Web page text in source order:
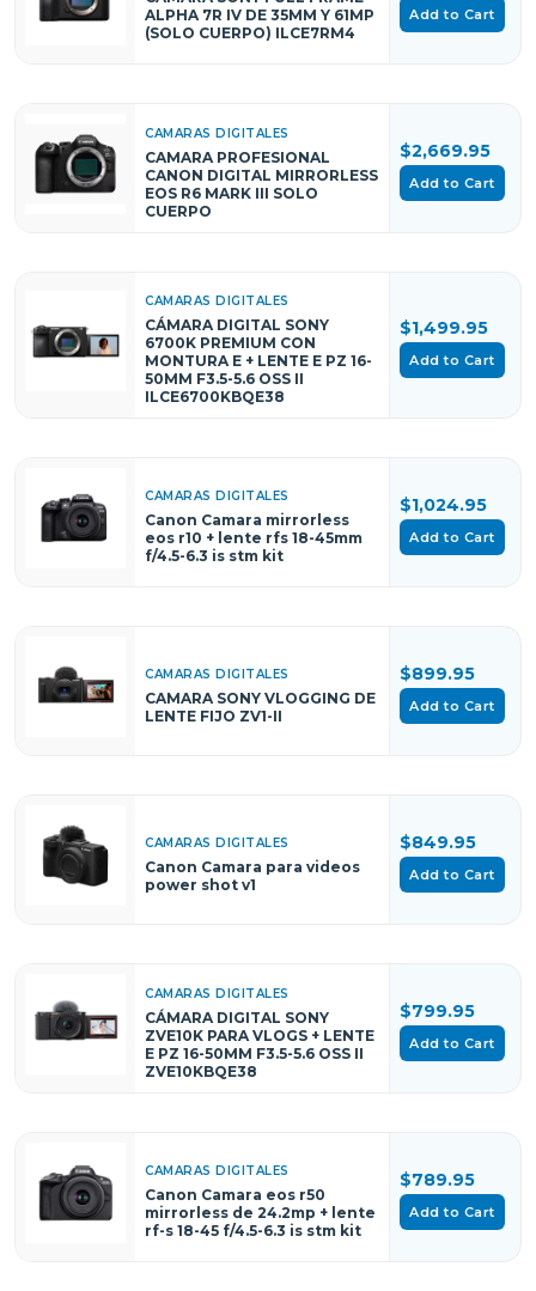
ALPHA 7R IV DE 35MM Y 61MP
(SOLO CUERPO) ILCE7RM4
Add to Cart
CAMARAS DIGITALES
CAMARA PROFESIONAL
CANON DIGITAL MIRRORLESS
EOS R6 MARK III SOLO
CUERPO
$2,669.95
Add to Cart
CAMARAS DIGITALES
CÁMARA DIGITAL SONY
6700K PREMIUM CON
MONTURA E + LENTE E PZ 16-
50MM F3.5-5.6 OSS II
ILCE6700KBQE38
$1,499.95
Add to Cart
CAMARAS DIGITALES
Canon Camara mirrorless
eos r10 + lente rfs 18-45mm
f/4.5-6.3 is stm kit
$1,024.95
Add to Cart
CAMARAS DIGITALES
CAMARA SONY VLOGGING DE
LENTE FIJO ZV1-II
$899.95
Add to Cart
CAMARAS DIGITALES
Canon Camara para videos
power shot v1
$849.95
Add to Cart
CAMARAS DIGITALES
CÁMARA DIGITAL SONY
ZVE10K PARA VLOGS + LENTE
E PZ 16-50MM F3.5-5.6 OSS II
ZVE10KBQE38
$799.95
Add to Cart
CAMARAS DIGITALES
Canon Camara eos r50
mirrorless de 24.2mp + lente
rf-s 18-45 f/4.5-6.3 is stm kit
$789.95
Add to Cart